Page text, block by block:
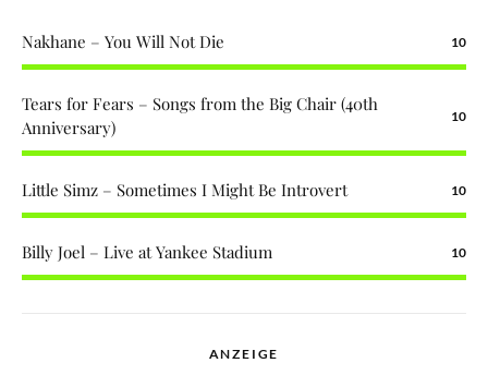
Nakhane – You Will Not Die 10
Tears for Fears – Songs from the Big Chair (40th
Anniversary)
10
Little Simz – Sometimes I Might Be Introvert 10
Billy Joel – Live at Yankee Stadium 10
ANZEIGE